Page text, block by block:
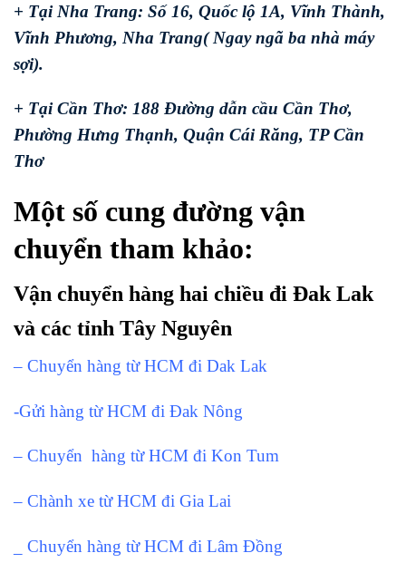
+ Tại Nha Trang: Số 16, Quốc lộ 1A, Vĩnh Thành,
Vĩnh Phương, Nha Trang( Ngay ngã ba nhà máy
sợi).
+ Tại Cần Thơ: 188 Đường dẫn cầu Cần Thơ,
Phường Hưng Thạnh, Quận Cái Răng, TP Cần
Thơ
Một số cung đường vận
chuyển tham khảo:
Vận chuyển hàng hai chiều đi Đak Lak
và các tỉnh Tây Nguyên
– Chuyển hàng từ HCM đi Dak Lak
-Gửi hàng từ HCM đi Đak Nông
– Chuyển hàng từ HCM đi Kon Tum
– Chành xe từ HCM đi Gia Lai
_ Chuyển hàng từ HCM đi Lâm Đồng